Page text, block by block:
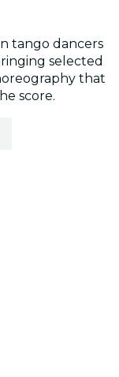
tango dancers
selected
that
score.